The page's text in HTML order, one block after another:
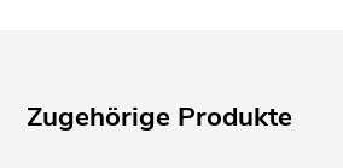
Zugehörige Produkte